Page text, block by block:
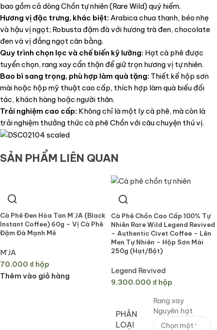
bao gồm cả dòng Chồn tự nhiên (Rare Wild) quý hiếm.
Hương vị đặc trưng, khác biệt: Arabica chua thanh, béo nhẹ
và hậu vị ngọt; Robusta đậm đà với hương trà đen, chocolate
đen và vị đắng ngọt cân bằng.
Quy trình chọn lọc và chế biến kỹ lưỡng: Hạt cà phê được
tuyển chọn, rang xay cẩn thận để giữ trọn hương vị tự nhiên.
Bao bì sang trọng, phù hợp làm quà tặng: Thiết kế hộp sơn
mài hoặc hộp mỹ thuật cao cấp, thích hợp làm quà biếu đối
tác, khách hàng hoặc người thân.
Trải nghiệm cao cấp: Không chỉ là một ly cà phê, mà còn là
trải nghiệm thưởng thức cà phê Chồn với câu chuyện thú vị.
SẢN PHẨM LIÊN QUAN
Cà Phê Đen Hòa Tan M’JA (Black
Instant Coffee) 60g – Vị Cà Phê
Đậm Đà Mạnh Mẽ
M’JA
70.000 ₫ hộp
Thêm vào giỏ hàng
Cà Phê Chồn Cao Cấp 100% Tự
Nhiên Rare Wild Legend Revived
– Authentic Civet Coffee – Lên
Men Tự Nhiên – Hộp Sơn Mài
250g (Hạt/Bột)
Legend Revived
9.300.000 ₫ hộp
PHÂN
LOẠI
Rang xay
Nguyên hạt